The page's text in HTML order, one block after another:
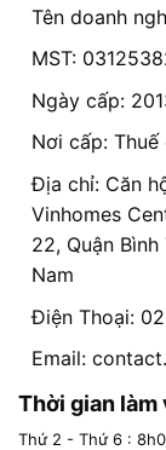
Tên doanh
MST:
Ngày cấp:
Nơi cấp:
Địa chỉ: Căn
Vinhomes
22, Quận
Nam
Điện Thoại:
Email:
Thời gian làm
Thứ 2 - Thứ 6 :